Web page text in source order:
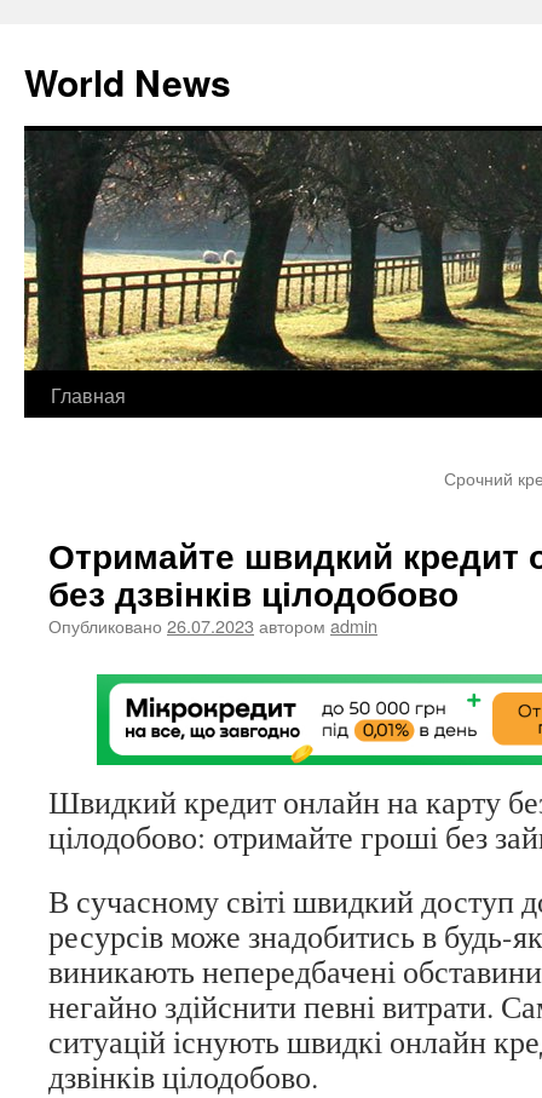
World News
Перейти
Главная
Срочний
Отримайте швидкий кредит
без дзвінків цілодобово
Опубликовано 26.07.2023 автором admin
Швидкий кредит онлайн на карту
цілодобово: отримайте гроші без
В сучасному світі швидкий доступ
ресурсів може знадобитись в будь-
виникають непередбачені
негайно здійснити певні витрати.
ситуацій існують швидкі онлайн
дзвінків цілодобово.